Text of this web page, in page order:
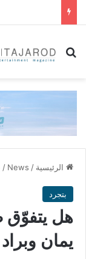
بحث عن
الرئيسية /
News
/
بتجرد
هل يتفوّق
يمان